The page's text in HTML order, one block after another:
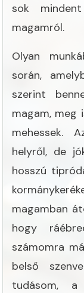
sok
magamról.
Olyan
során,
szerint
magam, meg
mehessek.
helyről, de
hosszú
magamban
hogy
számomra
belső
tudásom,